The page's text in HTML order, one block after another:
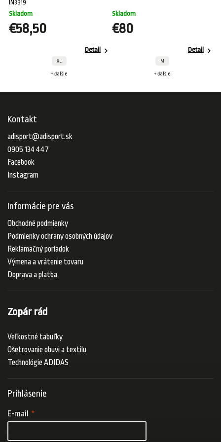
IN3319
Skladom
€58,50
Detail
XL
+ ďalšie
Skladom
€80
Detail
M
+ ďalšie
Kontakt
adisport@adisport.sk
0905 134 447
Facebook
Instagram
Informácie pre vás
Obchodné podmienky
Podmienky ochrany osobných údajov
Reklamačný poriadok
Výmena a vrátenie tovaru
Doprava a platba
Zopár rád
Veľkostné tabuľky
Ošetrovanie obuvi a textilu
Technológie ADIDAS
Prihlásenie
E-mail